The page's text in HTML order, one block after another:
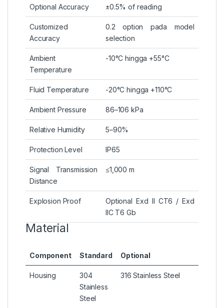
Optional Accuracy ±0.5% of reading
Customized
Accuracy
0.2 option pada model
selection
Ambient
Temperature
-10°C hingga +55°C
Fluid Temperature -20°C hingga +110°C
Ambient Pressure 86–106 kPa
Relative Humidity 5–90%
Protection Level IP65
Signal Transmission
Distance
≤1,000 m
Explosion Proof
Optional Exd II CT6 / Exd
IIC T6 Gb
Material
Component Standard Optional
Housing
304
Stainless
Steel
316 Stainless Steel